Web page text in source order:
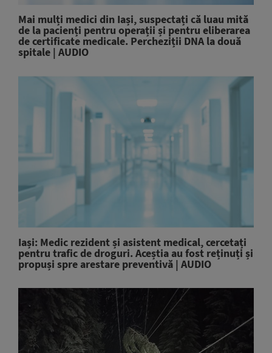
Mai mulți medici din Iași, suspectați că luau mită
de la pacienți pentru operații și pentru eliberarea
de certificate medicale. Percheziții DNA la două
spitale | AUDIO
Iași: Medic rezident și asistent medical, cercetați
pentru trafic de droguri. Aceștia au fost reținuți și
propuși spre arestare preventivă | AUDIO